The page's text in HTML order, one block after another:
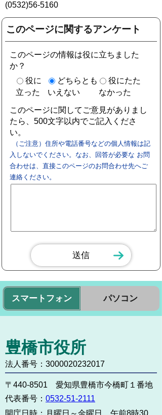
(0532)56-5160
このページに関するアンケート
このページの情報は役に立ちました
か？
役に
立った
どちらとも
いえない
役にたた
なかった
このページに関してご意見がありまし
たら、500文字以内でご記入くださ
い。
（ご注意）住所や電話番号などの個人情報は記
入しないでください。なお、回答が必要な お問
合わせは、直接このページのお問合わせ先へご
連絡ください。
スマートフォン パソコン
豊橋市役所
法人番号：3000020232017
〒440-8501 愛知県豊橋市今橋町１番地
代表番号： 0532-51-2111
開庁日時： 月曜日～金曜日 午前8時30